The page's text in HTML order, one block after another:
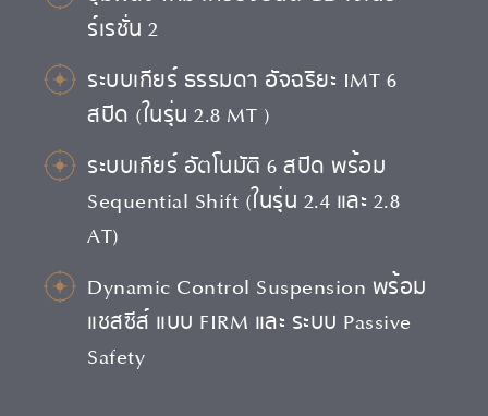
ร์เรชั่น 2
ระบบเกียร์ ธรรมดา อัจฉริยะ IMT 6
สปีด (ในรุ่น 2.8 MT )
ระบบเกียร์ อัตโนมัติ 6 สปีด พร้อม
Sequential Shift (ในรุ่น 2.4 และ 2.8
AT)
Dynamic Control Suspension พร้อม
แชสซีส์ แบบ FIRM และ ระบบ Passive
Safety